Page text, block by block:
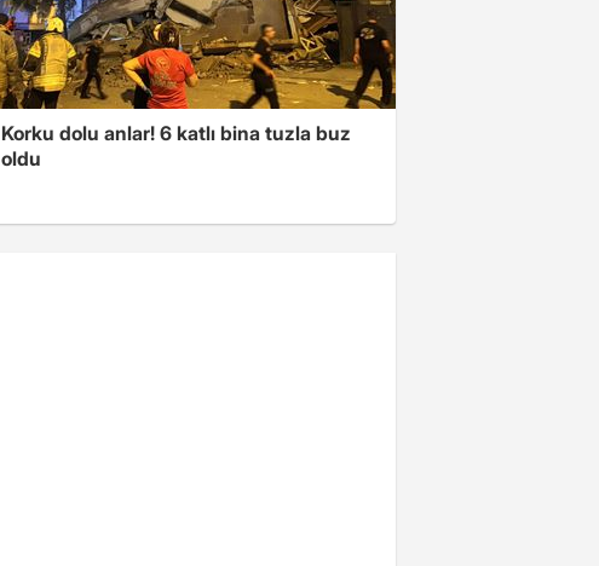
Korku dolu anlar! 6 katlı bina tuzla buz
oldu